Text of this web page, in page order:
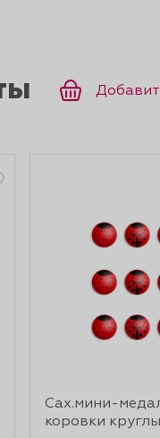
Сах.мини-
коровки